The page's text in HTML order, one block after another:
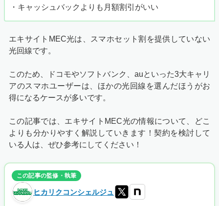
・キャッシュバックよりも月額割引がいい
エキサイトMEC光は、スマホセット割を提供していない
光回線です。
このため、ドコモやソフトバンク、auといった3大キャリ
アのスマホユーザーは、ほかの光回線を選んだほうがお
得になるケースが多いです。
この記事では、エキサイトMEC光の情報について、どこ
よりも分かりやすく解説していきます！契約を検討して
いる人は、ぜひ参考にしてください！
この記事の監修・執筆
ヒカリクコンシェルジュ